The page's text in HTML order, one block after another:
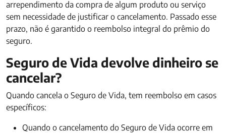
arrependimento da compra de algum produto ou serviço
sem necessidade de justificar o cancelamento. Passado esse
prazo, não é garantido o reembolso integral do prêmio do
seguro.
Seguro de Vida devolve dinheiro se
cancelar?
Quando cancela o Seguro de Vida, tem reembolso em casos
específicos:
Quando o cancelamento do Seguro de Vida ocorre em